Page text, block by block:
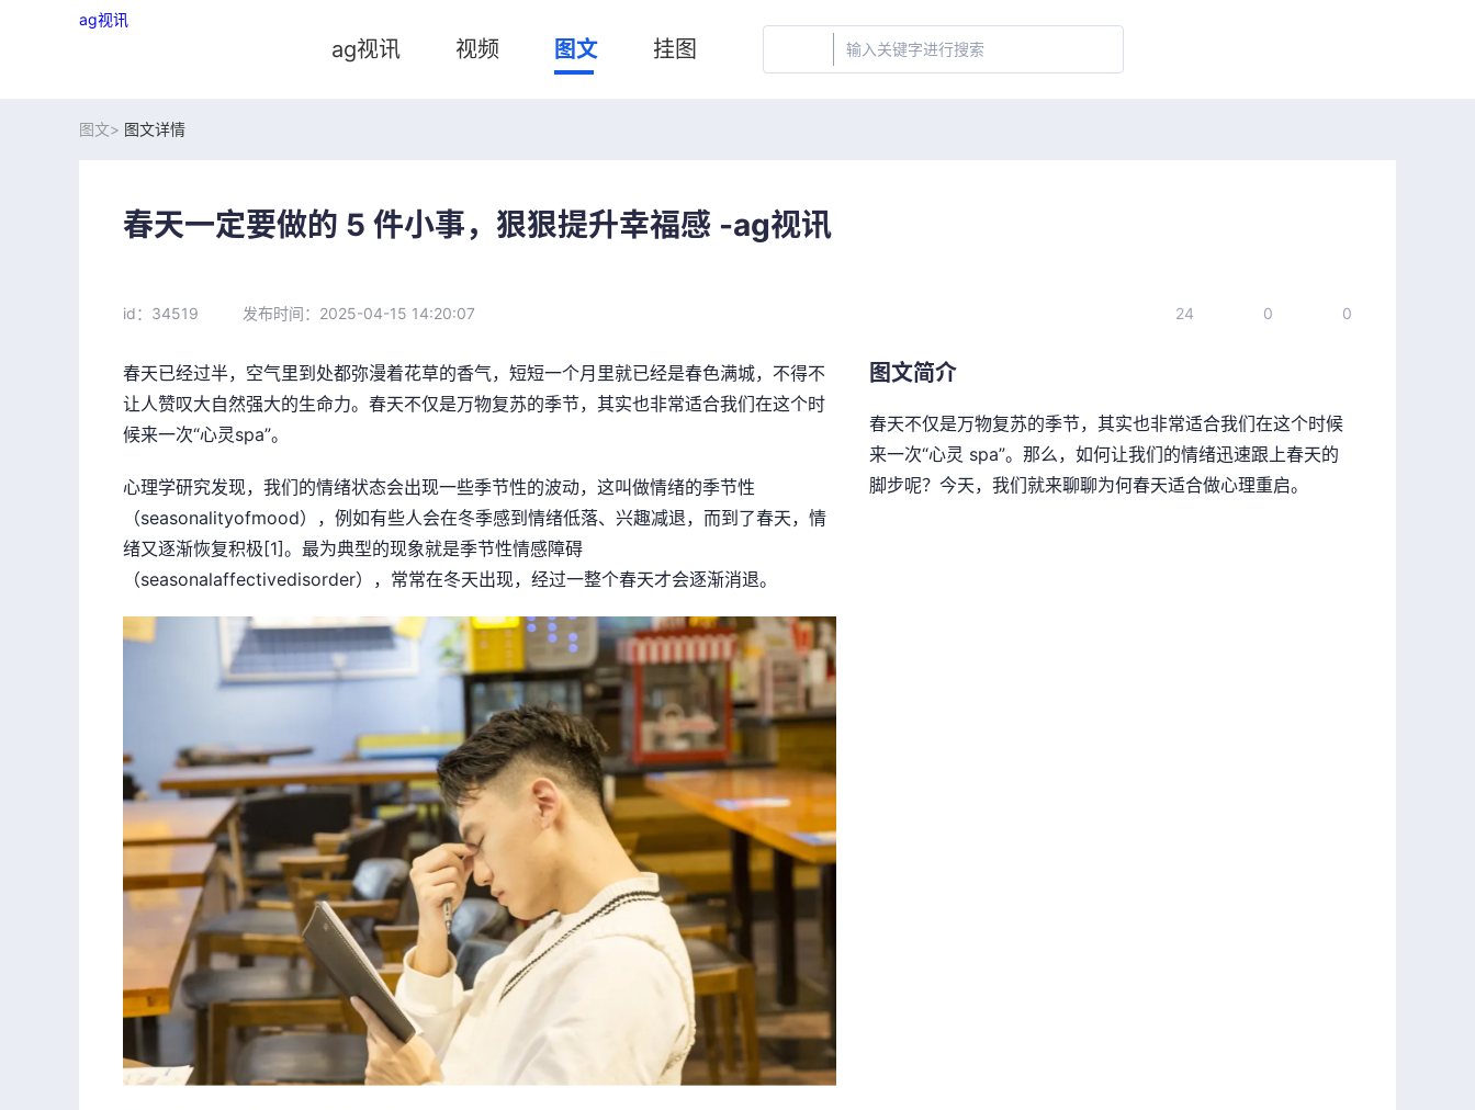
ag视讯
ag视讯 视频 图文 挂图
图文> 图文详情
春天一定要做的 5 件小事，狠狠提升幸福感 -ag视讯
id：34519 发布时间：2025-04-15 14:20:07 24 0 0
春天已经过半，空气里到处都弥漫着花草的香气，短短一个月里就已经是春色满城，不得不
让人赞叹大自然强大的生命力。春天不仅是万物复苏的季节，其实也非常适合我们在这个时
候来一次“心灵spa”。
心理学研究发现，我们的情绪状态会出现一些季节性的波动，这叫做情绪的季节性
（seasonalityofmood），例如有些人会在冬季感到情绪低落、兴趣减退，而到了春天，情
绪又逐渐恢复积极[1]。最为典型的现象就是季节性情感障碍
（seasonalaffectivedisorder），常常在冬天出现，经过一整个春天才会逐渐消退。
图文简介
春天不仅是万物复苏的季节，其实也非常适合我们在这个时候
来一次“心灵 spa”。那么，如何让我们的情绪迅速跟上春天的
脚步呢？今天，我们就来聊聊为何春天适合做心理重启。